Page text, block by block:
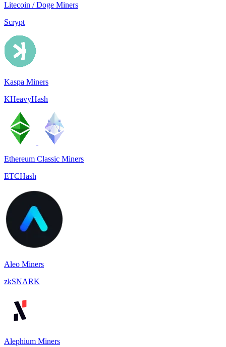
Litecoin / Doge Miners
Scrypt
Kaspa Miners
KHeavyHash
Ethereum Classic Miners
ETCHash
Aleo Miners
zkSNARK
Alephium Miners